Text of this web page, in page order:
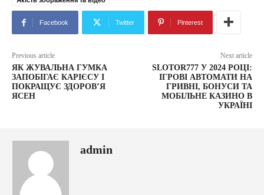
Facebook Twitter Pinterest
Previous article
ЯК ЖУВАЛЬНА ГУМКА
ЗАПОБІГАЄ КАРІЄСУ І
ПОКРАЩУЄ ЗДОРОВ’Я
ЯСЕН
Next article
SLOTOR777 У 2024 РОЦІ:
ІГРОВІ АВТОМАТИ НА
ГРИВНІ, БОНУСИ ТА
МОБІЛЬНЕ КАЗИНО В
УКРАЇНІ
admin